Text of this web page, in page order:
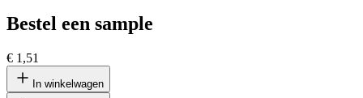
Bestel een sample
€ 1,51
In winkelwagen